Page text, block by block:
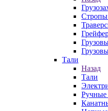
Стропы
Тали
Назад
Тали
Ручные